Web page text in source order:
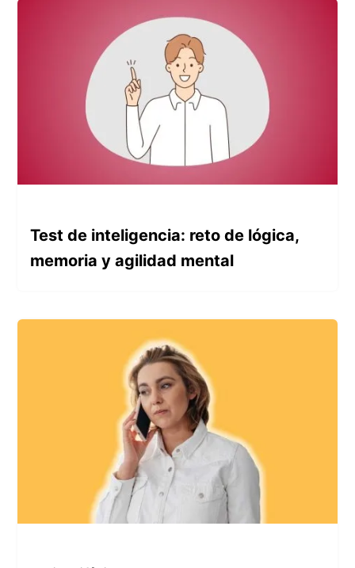
Test de inteligencia: reto de lógica,
memoria y agilidad mental